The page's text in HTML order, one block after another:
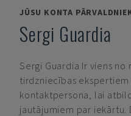
JŪSU KONTA
Sergi Guardia
Sergi Guardia Ir viens no
tirdzniecības ekspertiem
kontaktpersona, lai
jautājumiem par iekārtu.